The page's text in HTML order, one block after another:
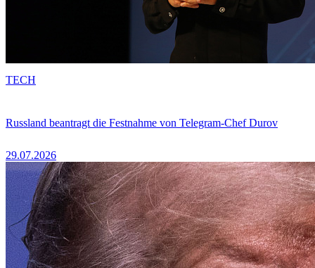
Russland beantragt die Festnahme von Telegram-Chef Durov
29.07.2026
TECH